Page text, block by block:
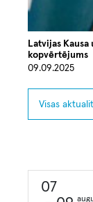
Latvijas
kopvērtējums
09.09.2025
Visas
07